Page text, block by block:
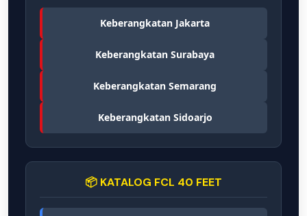
Keberangkatan Jakarta
Keberangkatan Surabaya
Keberangkatan Semarang
Keberangkatan Sidoarjo
📦 KATALOG FCL 40 FEET